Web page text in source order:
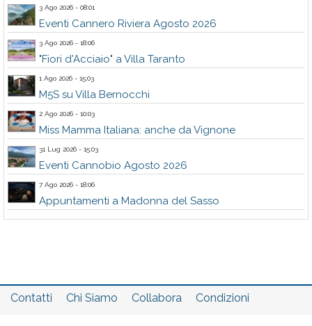
3 Ago 2026 - 08:01
Eventi Cannero Riviera Agosto 2026
3 Ago 2026 - 18:06
"Fiori d'Acciaio" a Villa Taranto
1 Ago 2026 - 15:03
M5S su Villa Bernocchi
2 Ago 2026 - 10:03
Miss Mamma Italiana: anche da Vignone
31 Lug 2026 - 15:03
Eventi Cannobio Agosto 2026
7 Ago 2026 - 18:06
Appuntamenti a Madonna del Sasso
Contatti Chi Siamo Collabora
Condizioni